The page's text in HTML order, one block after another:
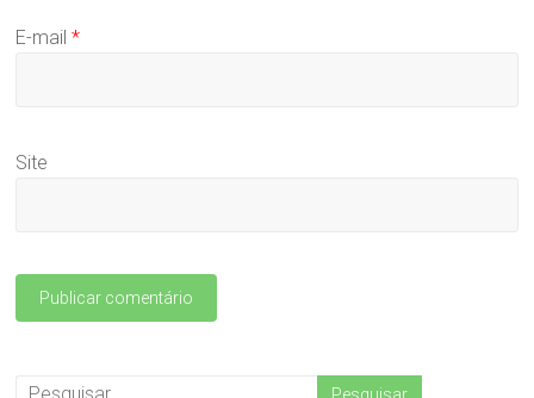
E-mail*
Site